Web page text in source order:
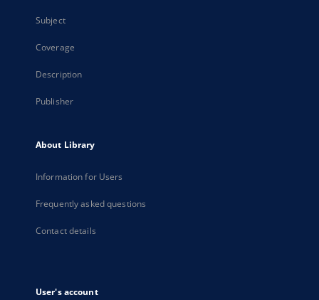
Subject
Coverage
Description
Publisher
About Library
Information for Users
Frequently asked questions
Contact details
User's account